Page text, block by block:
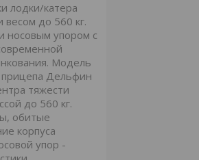
лодки/катера
до 560 кг.
носовым упором с
Модель
прицепа Дельфин
тяжести
до 560 кг.
обитые
корпуса
упор -